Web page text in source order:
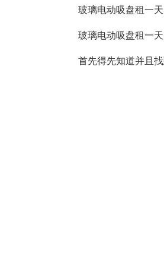
玻璃电动吸盘租一
玻璃电动吸盘租一
首先得先知道并且